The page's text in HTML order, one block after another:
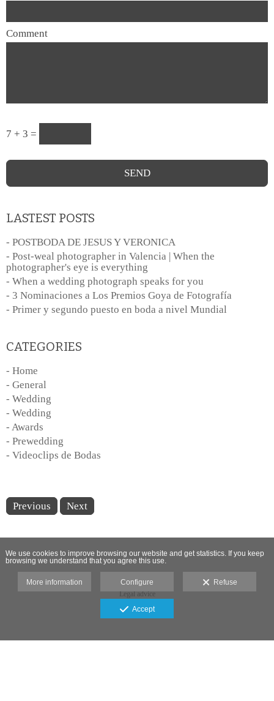
Comment
7 + 3 =
LASTEST POSTS
- POSTBODA DE JESUS Y VERONICA
- Post-weal photographer in Valencia | When the
photographer's eye is everything
- When a wedding photograph speaks for you
- 3 Nominaciones a Los Premios Goya de Fotografía
- Primer y segundo puesto en boda a nivel Mundial
CATEGORIES
- Home
- General
- Wedding
- Wedding
- Awards
- Prewedding
- Videoclips de Bodas
Previous Next
Legal advice
We use cookies to improve browsing our website and get statistics. If you keep
browsing we understand that you agree this use.
More information Configure Refuse
Accept